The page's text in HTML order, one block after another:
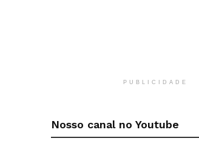
PUBLICIDADE
Nosso canal no Youtube